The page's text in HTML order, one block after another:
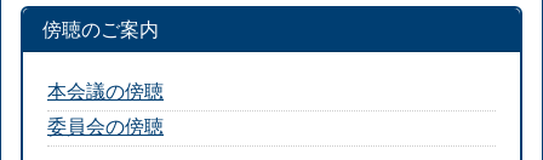
傍聴のご案内
本会議の傍聴
委員会の傍聴